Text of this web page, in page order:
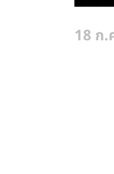
18 ก.